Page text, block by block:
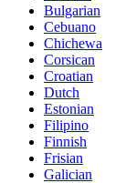
Bulgarian
Cebuano
Chichewa
Corsican
Croatian
Dutch
Estonian
Filipino
Finnish
Frisian
Galician